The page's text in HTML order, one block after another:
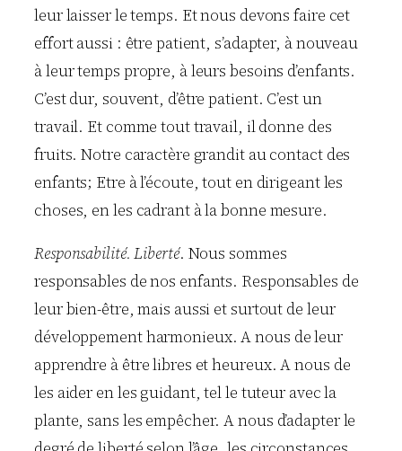
leur laisser le temps. Et nous devons faire cet
effort aussi : être patient, s’adapter, à nouveau
à leur temps propre, à leurs besoins d’enfants.
C’est dur, souvent, d’être patient. C’est un
travail. Et comme tout travail, il donne des
fruits. Notre caractère grandit au contact des
enfants; Etre à l’écoute, tout en dirigeant les
choses, en les cadrant à la bonne mesure.
Responsabilité. Liberté. Nous sommes
responsables de nos enfants. Responsables de
leur bien-être, mais aussi et surtout de leur
développement harmonieux. A nous de leur
apprendre à être libres et heureux. A nous de
les aider en les guidant, tel le tuteur avec la
plante, sans les empêcher. A nous d’adapter le